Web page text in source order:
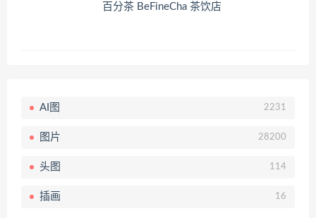
百分茶 BeFineCha 茶饮店
AI图 2231
图片 28200
头图 114
插画 16